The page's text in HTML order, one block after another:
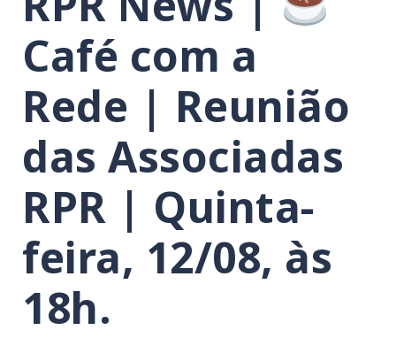
Café com a
Rede | Reunião
das Associadas
RPR | Quinta-
feira, 12/08, às
18h.